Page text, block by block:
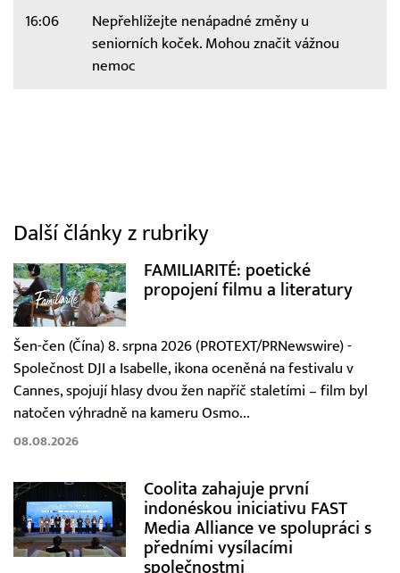
16:06
Nepřehlížejte nenápadné změny u
seniorních koček. Mohou značit vážnou
nemoc
Další články z rubriky
FAMILIARITÉ: poetické
propojení filmu a literatury
Šen-čen (Čína) 8. srpna 2026 (PROTEXT/PRNewswire) -
Společnost DJI a Isabelle, ikona oceněná na festivalu v
Cannes, spojují hlasy dvou žen napříč staletími – film byl
natočen výhradně na kameru Osmo...
08.08.2026
Coolita zahajuje první
indonéskou iniciativu FAST
Media Alliance ve spolupráci s
předními vysílacími
společnostmi